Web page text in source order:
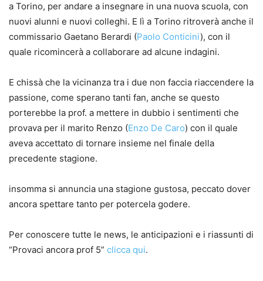
a Torino, per andare a insegnare in una nuova scuola, con
nuovi alunni e nuovi colleghi. E lì a Torino ritroverà anche il
commissario Gaetano Berardi (Paolo Conticini), con il
quale ricomincerà a collaborare ad alcune indagini.
E chissà che la vicinanza tra i due non faccia riaccendere la
passione, come sperano tanti fan, anche se questo
porterebbe la prof. a mettere in dubbio i sentimenti che
provava per il marito Renzo (Enzo De Caro) con il quale
aveva accettato di tornare insieme nel finale della
precedente stagione.
insomma si annuncia una stagione gustosa, peccato dover
ancora spettare tanto per potercela godere.
Per conoscere tutte le news, le anticipazioni e i riassunti di
“Provaci ancora prof 5” clicca qui.